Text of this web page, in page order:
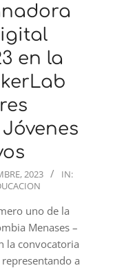
en la
2023
IN:
uno de la
Menases –
la convocatoria
a